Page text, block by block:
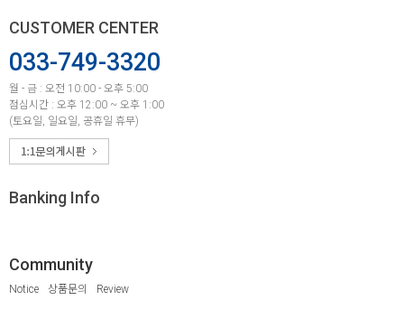
CUSTOMER CENTER
033-749-3320
월 - 금 : 오전 10:00 - 오후 5:00
점심시간 : 오후 12:00 ~ 오후 1:00
(토요일, 일요일, 공휴일 휴무)
Banking Info
Community
Notice 상품문의 Review